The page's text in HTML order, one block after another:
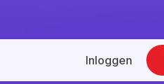
Inloggen